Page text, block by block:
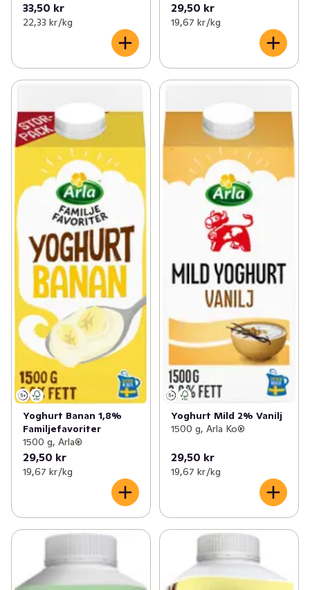
33,50 kr
22,33 kr /kg
29,50 kr
19,67 kr /kg
Yoghurt Banan 1,8%
Familjefavoriter
1500 g, Arla®
29,50 kr
19,67 kr /kg
Yoghurt Mild 2% Vanilj
1500 g, Arla Ko®
29,50 kr
19,67 kr /kg